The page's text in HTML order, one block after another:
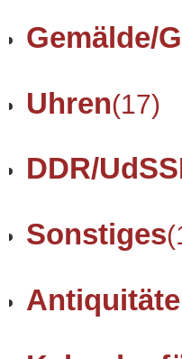
Gemälde/
Uhren(17)
DDR/
Sonstiges